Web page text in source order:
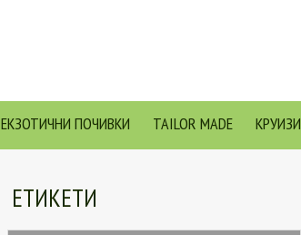
ЕКЗОТИЧНИ ПОЧИВКИ TAILOR MADE КРУИЗИ
ЕТИКЕТИ